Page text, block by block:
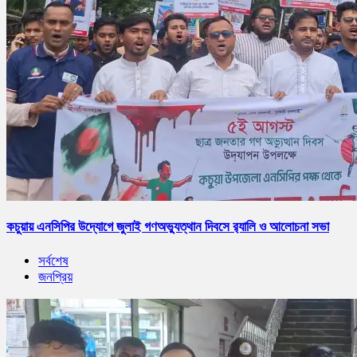
কচুয়ায় এনসিপির উদ্যোগে জুলাই গণঅভ্যুত্থান দিবসে র‌্যালি ও আলোচনা সভা
সর্বশেষ
জনপ্রিয়